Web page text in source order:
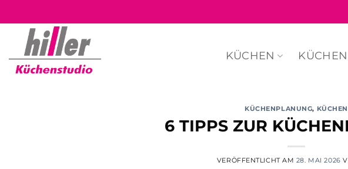
Inhalt
springen
KÜCHEN
KÜCHENPLANUNG, KÜCHEN
6 TIPPS ZUR
VERÖFFENTLICHT AM 28. MAI 2026